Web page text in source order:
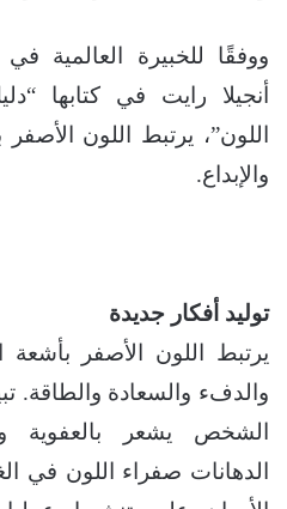
ووفقًا للخبيرة العالمية في
أنجيلا رايت في كتابها
اللون”، يرتبط اللون
والإبداع.
توليد أفكار جديدة
يرتبط اللون الأصفر
والدفء والسعادة والطاقة.
الشخص يشعر بالعفوية
الدهانات صفراء اللون في